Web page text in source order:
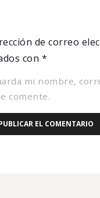
de correo
con *
mi nombre,
comente.